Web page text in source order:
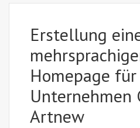
Erstellung
Homepage
Unternehmen
Artnew